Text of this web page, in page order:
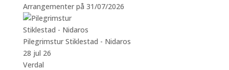
Arrangementer på 31/07/2026
Pilegrimstur Stiklestad - Nidaros
28 jul 26
Verdal